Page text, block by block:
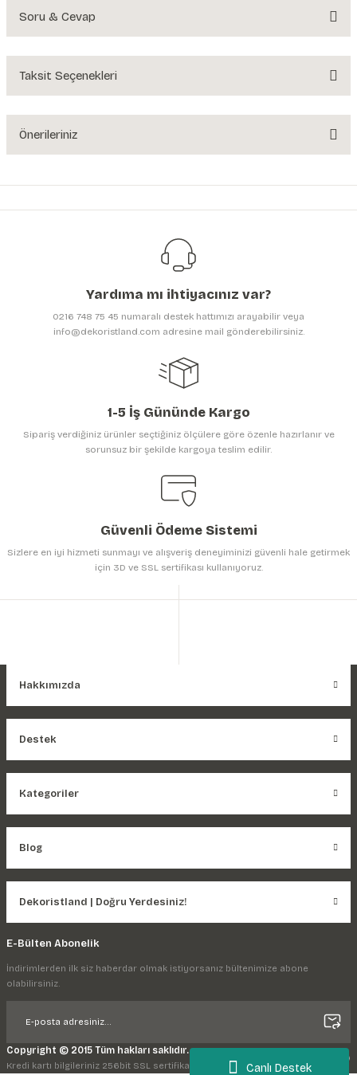
Canlı Destek
Soru & Cevap
Ürün hakkında henüz soru sorulmamış.
Taksit Seçenekleri
Önerileriniz
yetersiz gördüğünüz noktaları öneri formunu kullanarak tarafımıza
Görüş ve önerileriniz için teşekkür ederiz.
Ürün resmi kalitesiz, bozuk veya görüntülenemiyor.
Ürün bilgilerinde hatalar bulunuyor.
Gönder
Yardıma mı ihtiyacınız var?
0216 748 75 45 numaralı destek hattımızı arayabilir veya
info@dekoristland.com adresine mail gönderebilirsiniz.
1-5 İş Gününde Kargo
Sipariş verdiğiniz ürünler seçtiğiniz ölçülere göre özenle hazırlanır ve
sorunsuz bir şekilde kargoya teslim edilir.
Güvenli Ödeme Sistemi
Sizlere en iyi hizmeti sunmayı ve alışveriş deneyiminizi güvenli hale getirmek
için 3D ve SSL sertifikası kullanıyoruz.
Hakkımızda
Destek
Kategoriler
Blog
Dekoristland | Doğru Yerdesiniz!
E-Bülten Abonelik
İndirimlerden ilk siz haberdar olmak istiyorsanız bültenimize abone
olabilirsiniz.
Copyright © 2015 Tüm hakları saklıdır.
Kredi kartı bilgileriniz 256bit SSL sertifikası ile korunmaktadır.